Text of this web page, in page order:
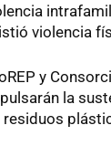
violencia
y
la
residuos